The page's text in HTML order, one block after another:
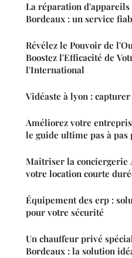
La réparation d'appareils
Bordeaux : un service
Révélez le Pouvoir de
Boostez l'Efficacité de
l'International
Vidéaste à lyon :
Améliorez votre
le guide ultime pas à
Maîtriser la
votre location courte
Équipement des erp :
pour votre sécurité
Un chauffeur privé
Bordeaux : la solution